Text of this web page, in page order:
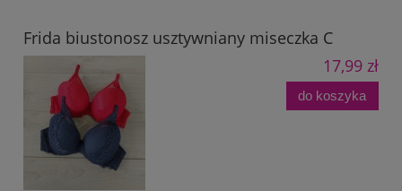
Frida biustonosz usztywniany miseczka C
17,99 zł
do koszyka